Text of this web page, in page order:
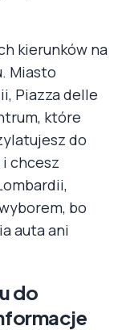
kierunków na
Miasto
Piazza delle
które
do
chcesz
bo
auta ani
do